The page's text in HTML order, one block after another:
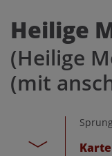
Schriftgröße
A A
A
Heilige
(Heilige
(mit
Karte